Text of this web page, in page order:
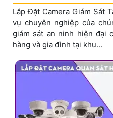
Lắp Đặt Camera Giám Sát
vụ chuyên nghiệp của
giám sát an ninh hiện đại
hàng và gia đình tại khu...